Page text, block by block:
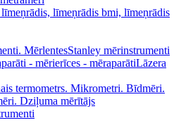
Stanley mērinstrumenti
Lāzera